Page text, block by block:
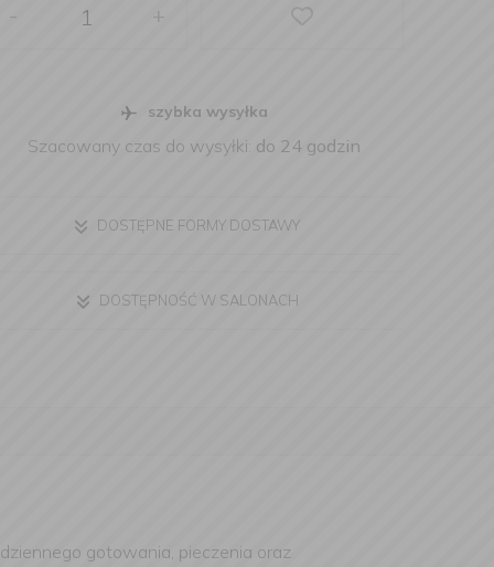
- +
szybka wysyłka
Szacowany czas do wysyłki: do 24 godzin
DOSTĘPNE FORMY DOSTAWY
DOSTĘPNOŚĆ W SALONACH
gotowania, pieczenia oraz